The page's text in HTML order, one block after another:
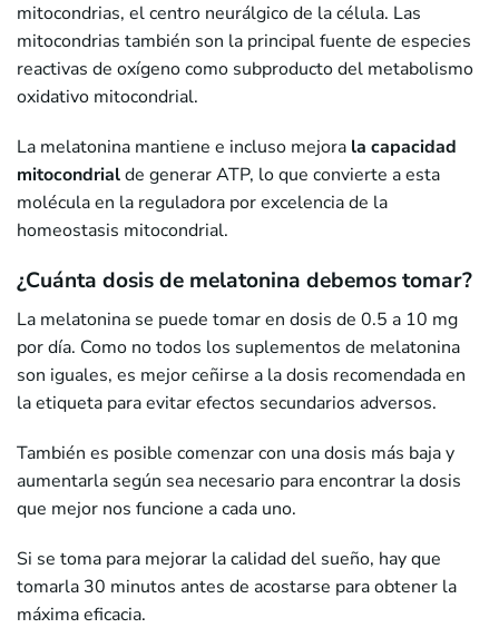
mitocondrias, el centro neurálgico de la célula. Las
mitocondrias también son la principal fuente de especies
reactivas de oxígeno como subproducto del metabolismo
oxidativo mitocondrial.
La melatonina mantiene e incluso mejora la capacidad
mitocondrialde generar ATP, lo que convierte a esta
molécula en la reguladora por excelencia de la
homeostasis mitocondrial.
¿Cuánta dosis de melatonina debemos tomar?
La melatonina se puede tomar en dosis de 0.5 a 10 mg
por día. Como no todos los suplementos de melatonina
son iguales, es mejor ceñirse a la dosis recomendada en
la etiqueta para evitar efectos secundarios adversos.
También es posible comenzar con una dosis más baja y
aumentarla según sea necesario para encontrar la dosis
que mejor nos funcione a cada uno.
Si se toma para mejorar la calidad del sueño, hay que
tomarla 30 minutos antes de acostarse para obtener la
máxima eficacia.